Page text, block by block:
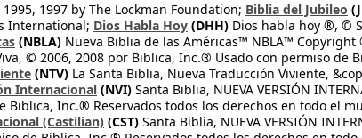
1997 by The Lockman Foundation; Biblia del Jubileo
International; Dios Habla Hoy (DHH) Dios habla hoy ®, ©
(NBLA) Nueva Biblia de las Américas™ NBLA™ Copyright
© 2006, 2008 por Biblica, Inc.® Usado con permiso de
(NTV) La Santa Biblia, Nueva Traducción Viviente,
Internacional (NVI) Santa Biblia, NUEVA VERSIÓN
Inc.® Reservados todos los derechos en todo el
(Castilian) (CST) Santa Biblia, NUEVA VERSIÓN